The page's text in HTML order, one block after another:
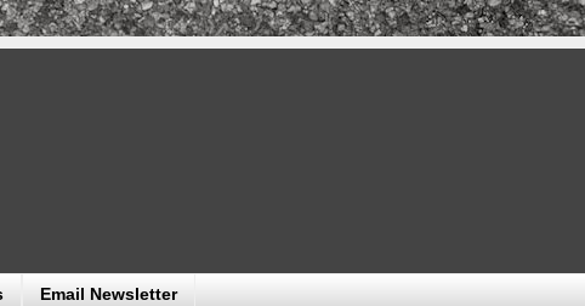
Email Newsletter